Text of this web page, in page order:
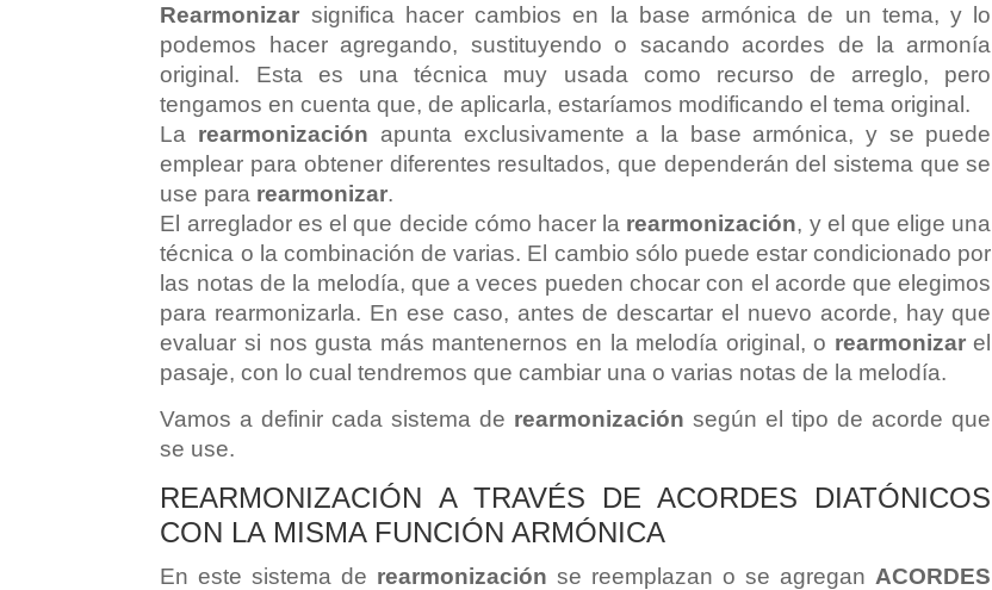
Rearmonizar significa hacer cambios en la base armónica de un tema, y lo
podemos hacer agregando, sustituyendo o sacando acordes de la armonía
original. Esta es una técnica muy usada como recurso de arreglo, pero
tengamos en cuenta que, de aplicarla, estaríamos modificando el tema original.
La rearmonización apunta exclusivamente a la base armónica, y se puede
emplear para obtener diferentes resultados, que dependerán del sistema que se
use para rearmonizar.
El arreglador es el que decide cómo hacer la rearmonización, y el que elige una
técnica o la combinación de varias. El cambio sólo puede estar condicionado por
las notas de la melodía, que a veces pueden chocar con el acorde que elegimos
para rearmonizarla. En ese caso, antes de descartar el nuevo acorde, hay que
evaluar si nos gusta más mantenernos en la melodía original, o rearmonizarel
pasaje, con lo cual tendremos que cambiar una o varias notas de la melodía.
Vamos a definir cada sistema de rearmonización según el tipo de acorde que
se use.
REARMONIZACIÓN A TRAVÉS DE ACORDES DIATÓNICOS
CON LA MISMA FUNCIÓN ARMÓNICA
En este sistema de rearmonización se reemplazan o se agregan ACORDES